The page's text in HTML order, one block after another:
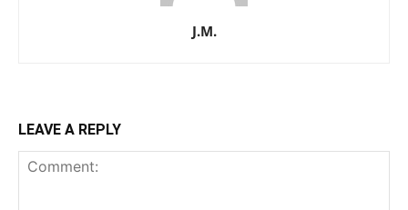
J.M.
LEAVE A REPLY